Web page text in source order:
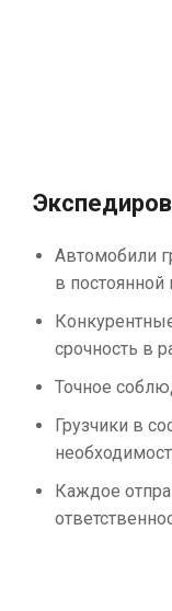
Автомобили
в постоянной
срочность в
Точное
Грузчики в
Каждое